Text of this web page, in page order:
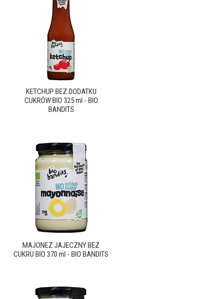
KETCHUP BEZ DODATKU
CUKRÓW BIO 325 ml - BIO
BANDITS
MAJONEZ JAJECZNY BEZ
CUKRU BIO 370 ml - BIO BANDITS